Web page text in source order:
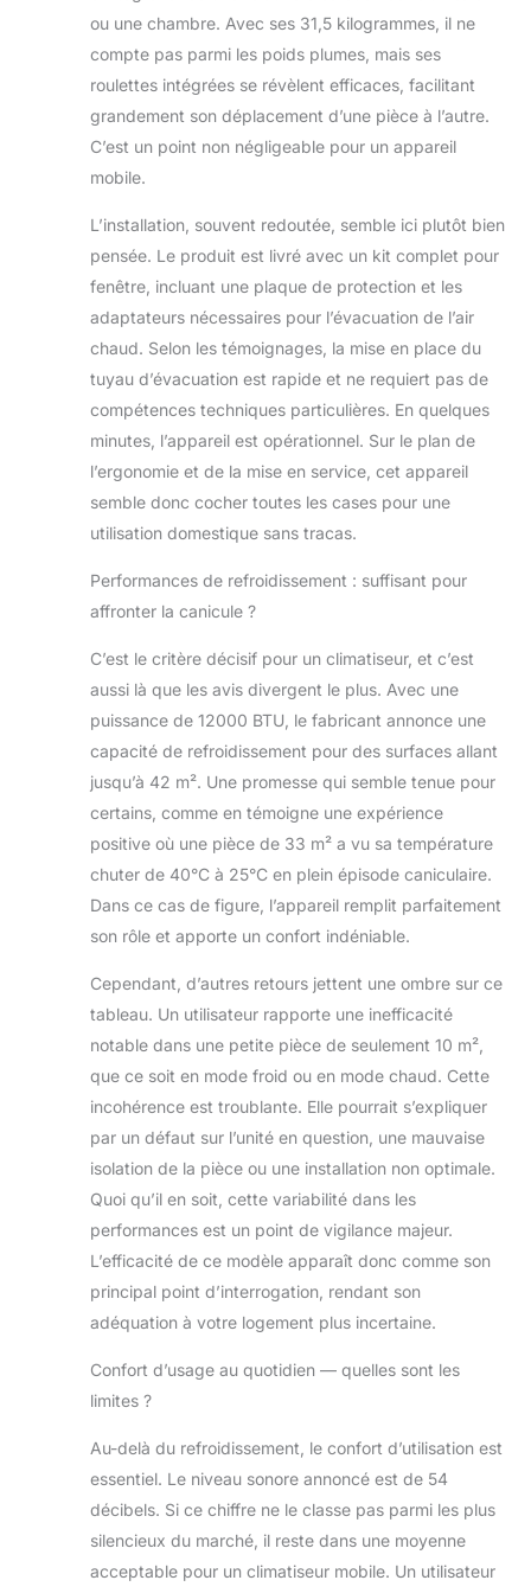
pendant de longues nuits sans
surveillance, pas besoin de
s'inquiéter de prendre froid. Et le
niveau sonore est inférieur à 54
décibels. Wifi/Télécommande pour
Contrôle Facile : Vous pouvez
lorsqu'il est connecté au wifi. La
télécommande et l'écran LED
offrent une grande commodité pour
votre utilisation. La distance de
contrôle de la télécommande atteint
5m. Facile à Déplacer & Nettoyer :
Équipé de 2 poignées dissimulées
et de 4 roues universelles, le
climatiseur mobile peut être déplacé
facilement dans votre maison. Le
filtre à air amovible permet un
nettoyage pratique. Livré avec un
kit d'installation et des instructions,
installer.
ou une chambre. Avec ses 31,5 kilogrammes, il ne
compte pas parmi les poids plumes, mais ses
roulettes intégrées se révèlent efficaces, facilitant
grandement son déplacement d’une pièce à l’autre.
C’est un point non négligeable pour un appareil
mobile.
L’installation, souvent redoutée, semble ici plutôt bien
pensée. Le produit est livré avec un kit complet pour
fenêtre, incluant une plaque de protection et les
adaptateurs nécessaires pour l’évacuation de l’air
chaud. Selon les témoignages, la mise en place du
tuyau d’évacuation est rapide et ne requiert pas de
compétences techniques particulières. En quelques
minutes, l’appareil est opérationnel. Sur le plan de
l’ergonomie et de la mise en service, cet appareil
semble donc cocher toutes les cases pour une
utilisation domestique sans tracas.
Performances de refroidissement : suffisant pour
affronter la canicule ?
C’est le critère décisif pour un climatiseur, et c’est
aussi là que les avis divergent le plus. Avec une
puissance de 12000 BTU, le fabricant annonce une
capacité de refroidissement pour des surfaces allant
jusqu’à 42 m². Une promesse qui semble tenue pour
certains, comme en témoigne une expérience
positive où une pièce de 33 m² a vu sa température
chuter de 40°C à 25°C en plein épisode caniculaire.
Dans ce cas de figure, l’appareil remplit parfaitement
son rôle et apporte un confort indéniable.
Cependant, d’autres retours jettent une ombre sur ce
tableau. Un utilisateur rapporte une inefficacité
notable dans une petite pièce de seulement 10 m²,
que ce soit en mode froid ou en mode chaud. Cette
incohérence est troublante. Elle pourrait s’expliquer
par un défaut sur l’unité en question, une mauvaise
isolation de la pièce ou une installation non optimale.
Quoi qu’il en soit, cette variabilité dans les
performances est un point de vigilance majeur.
L’efficacité de ce modèle apparaît donc comme son
principal point d’interrogation, rendant son
adéquation à votre logement plus incertaine.
Confort d’usage au quotidien — quelles sont les
limites ?
Au-delà du refroidissement, le confort d’utilisation est
essentiel. Le niveau sonore annoncé est de 54
décibels. Si ce chiffre ne le classe pas parmi les plus
silencieux du marché, il reste dans une moyenne
acceptable pour un climatiseur mobile. Un utilisateur